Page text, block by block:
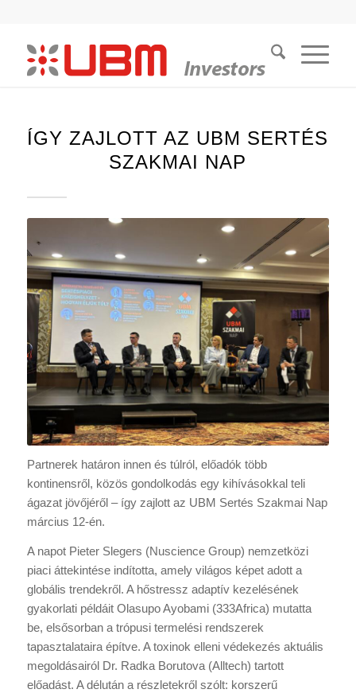
ÍGY ZAJLOTT AZ UBM SERTÉS
SZAKMAI NAP
Partnerek határon innen és túlról, előadók több
kontinensről, közös gondolkodás egy kihívásokkal teli
ágazat jövőjéről – így zajlott az UBM Sertés Szakmai Nap
március 12-én.
A napot Pieter Slegers (Nuscience Group) nemzetközi
piaci áttekintése indította, amely világos képet adott a
globális trendekről. A hőstressz adaptív kezelésének
gyakorlati példáit Olasupo Ayobami (333Africa) mutatta
be, elsősorban a trópusi termelési rendszerek
tapasztalataira építve. A toxinok elleni védekezés aktuális
megoldásairól Dr. Radka Borutova (Alltech) tartott
előadást. A délután a részletekről szólt: korszerű